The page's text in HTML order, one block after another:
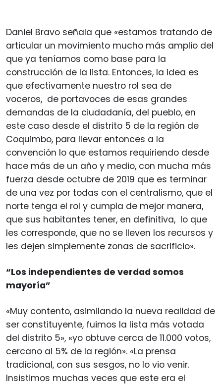
Daniel Bravo señala que «estamos tratando de
articular un movimiento mucho más amplio del
que ya teníamos como base para la
construcción de la lista. Entonces, la idea es
que efectivamente nuestro rol sea de
voceros, de portavoces de esas grandes
demandas de la ciudadanía, del pueblo, en
este caso desde el distrito 5 de la región de
Coquimbo, para llevar entonces a la
convención lo que estamos requiriendo desde
hace más de un año y medio, con mucha más
fuerza desde octubre de 2019 que es terminar
de una vez por todas con el centralismo, que el
norte tenga el rol y cumpla de mejor manera,
que sus habitantes tener, en definitiva, lo que
les corresponde, que no se lleven los recursos y
les dejen simplemente zonas de sacrificio».
“Los independientes de verdad somos
mayoría”
«Muy contento, asimilando la nueva realidad de
ser constituyente, fuimos la lista más votada
del distrito 5», «yo obtuve cerca de 11.000 votos,
cercano al 5% de la región». «La prensa
tradicional, con sus sesgos, no lo vio venir.
Insistimos muchas veces que este era el